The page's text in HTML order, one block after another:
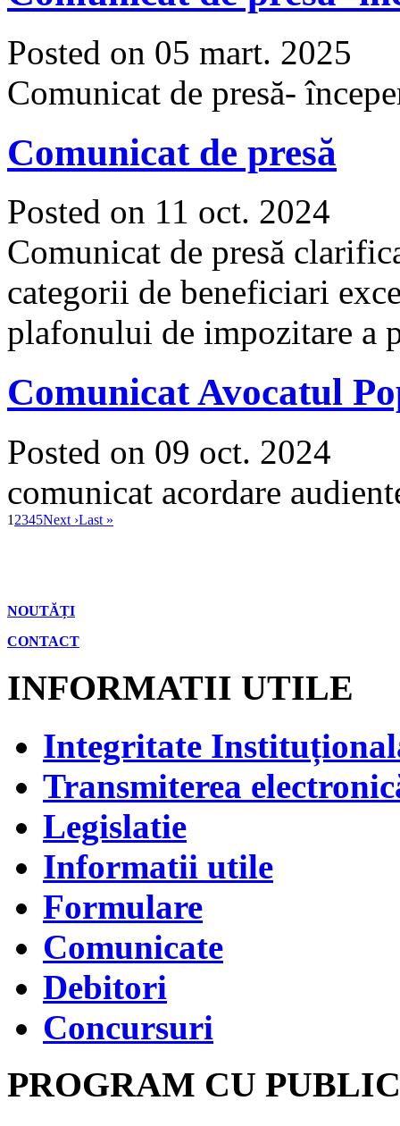
Posted on 05 mart. 2025
Comunicat de presă-
Comunicat de presă
Posted on 11 oct. 2024
Comunicat de presă
categorii de beneficiari
plafonului de impozitare a
Comunicat Avocatul
Posted on 09 oct. 2024
comunicat acordare
1 2345Next ›Last »
NOUTĂȚI
CONTACT
INFORMATII UTILE
Integritate
Transmiterea
Legislatie
Informatii utile
Formulare
Comunicate
Debitori
Concursuri
PROGRAM CU